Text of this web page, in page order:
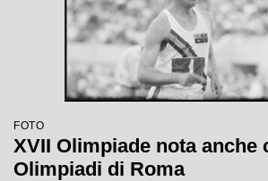
FOTO
XVII Olimpiade nota anche
Olimpiadi di Roma